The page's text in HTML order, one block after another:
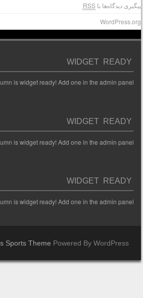
دیدگاه‌ها باRSS
WIDGET READY
is widget ready! Add one in the admin panel.
WIDGET READY
is widget ready! Add one in the admin panel.
WIDGET READY
is widget ready! Add one in the admin panel.
Sports ThemePowered By WordPress